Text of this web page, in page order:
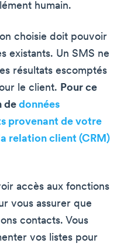
humain.
choisie doit pouvoir
existants. Un SMS ne
résultats escomptés
le client. Pour ce
de données
provenant de votre
relation client (CRM)
accès aux fonctions
vous assurer que
contacts. Vous
vos listes pour